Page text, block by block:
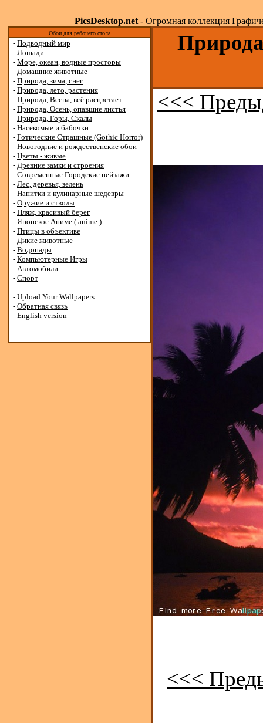
PicsDesktop.net- Огромная коллекция
Обои для рабочего стола
- Подводный мир
- Лошади
- Море, океан, водные просторы
- Домашние животные
- Природа, зима, снег
- Природа, лето, растения
- Природа, Весна, всё расцветает
- Природа, Осень, опавшие листья
- Природа, Горы, Скалы
- Насекомые и бабочки
- Готические Страшные (Gothic Horror)
- Новогодние и рождественские обои
- Цветы - живые
- Древние замки и строения
- Современные Городские пейзажи
- Лес, деревья, зелень
- Напитки и кулинарные шедевры
- Оружие и стволы
- Пляж, красивый берег
- Японское Аниме ( anime )
- Птицы в объективе
- Дикие животные
- Водопады
- Компьютерные Игры
- Автомобили
- Спорт
- Upload Your Wallpapers
- Обратная связь
- English version
<<<
<<<